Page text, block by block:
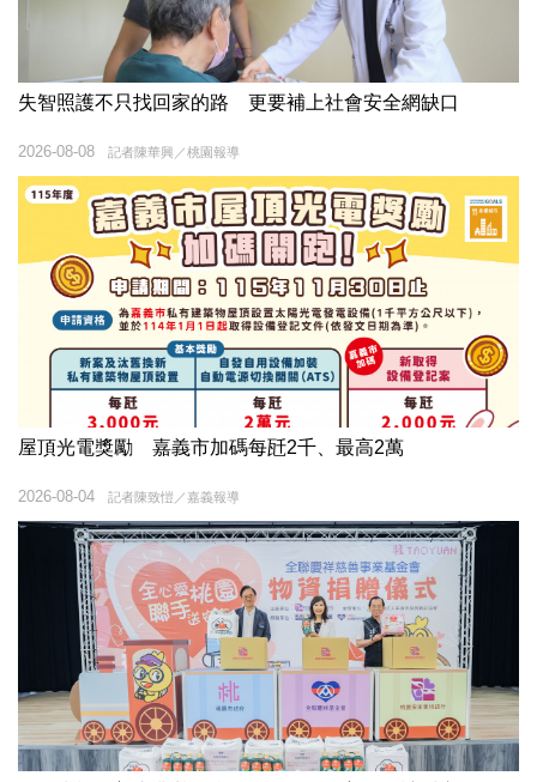
失智照護不只找回家的路 更要補上社會安全網缺口
記者陳華興／桃園報導
2026-08-08
屋頂光電獎勵 嘉義市加碼每瓩2千、最高2萬
記者陳致愷／嘉義報導
2026-08-04